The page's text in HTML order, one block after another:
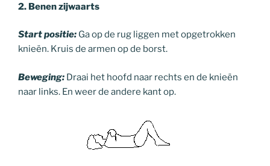
2. Benen zijwaarts
Start positie: Ga op de rug liggen met opgetrokken
knieën. Kruis de armen op de borst.
Beweging: Draai het hoofd naar rechts en de knieën
naar links. En weer de andere kant op.